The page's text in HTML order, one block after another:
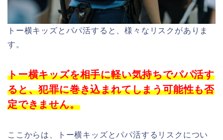
トー横キッズとパパ活すると、様々なリスクがありま
す。
トー横キッズを相手に軽い気持ちでパパ活す
ると、犯罪に巻き込まれてしまう可能性も否
定できません。
ここからは、トー横キッズとパパ活するリスクについ